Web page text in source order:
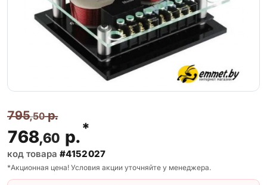
795,50р.
768,60 р.*
код товара #4152027
*Акционная цена! Условия акции уточняйте у менеджера.